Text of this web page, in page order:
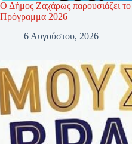
Ο Δήμος Ζαχάρως παρουσιάζει το
Πρόγραμμα 2026
6 Αυγούστου, 2026